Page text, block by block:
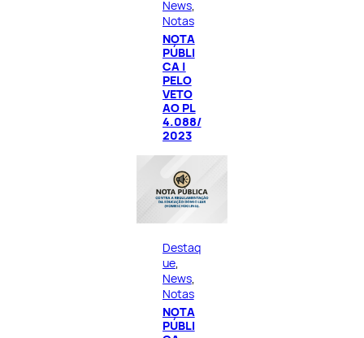
News
Notas
NOTA
PÚBLI
CA |
PELO
VETO
AO PL
4.088/
2023
Destaq
ue
News
Notas
NOTA
PÚBLI